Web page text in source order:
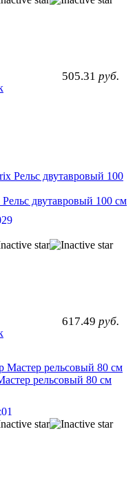
505.31 руб.
двутавровый 100 см
617.49 руб.
рельсовый 80 см